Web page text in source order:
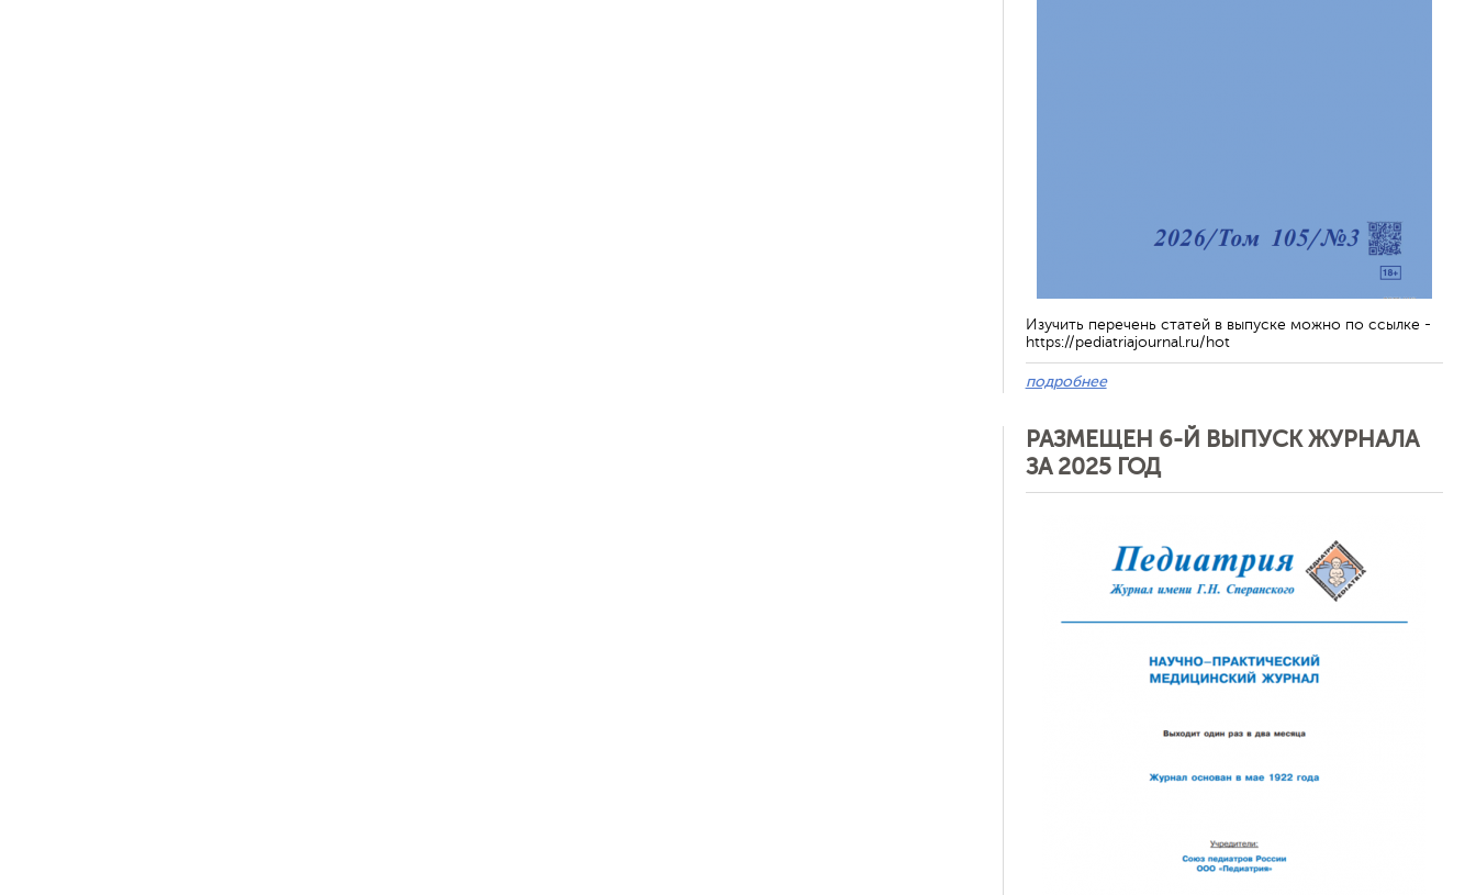
Изучить перечень статей в выпуске можно по ссылке -
https://pediatriajournal.ru/hot
подробнее
РАЗМЕЩЕН 6-Й ВЫПУСК ЖУРНАЛА
ЗА 2025 ГОД